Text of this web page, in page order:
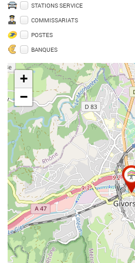
STATIONS SERVICE
COMMISSARIATS
POSTES
BANQUES
+
−